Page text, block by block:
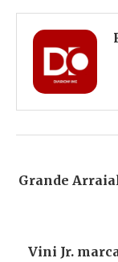
Grande
Vini Jr.